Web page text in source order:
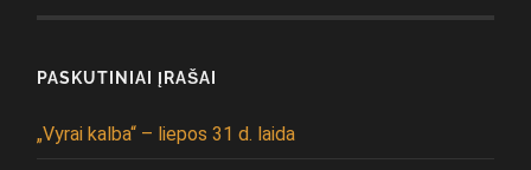
PASKUTINIAI ĮRAŠAI
„Vyrai kalba“ – liepos 31 d. laida